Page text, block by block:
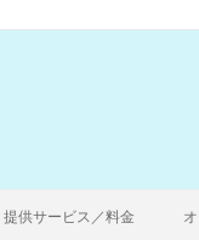
提供サービス／料金